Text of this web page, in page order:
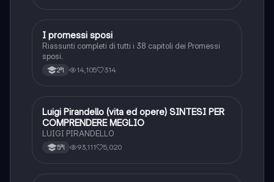
Italiano
I promessi sposi
Riassunti completi di tutti i 38 capitoli dei Promessi
sposi.
2ªl 14,105 314
Italiano
Luigi Pirandello (vita ed opere) SINTESI PER
COMPRENDERE MEGLIO
LUIGI PIRANDELLO
5ªl 93,111 5,020